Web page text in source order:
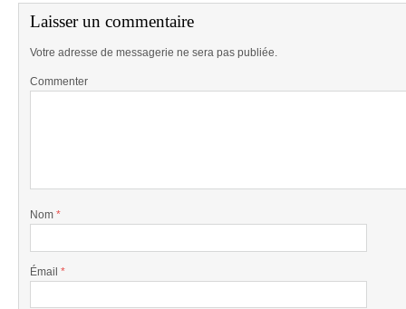
Laisser un commentaire
Votre adresse de messagerie ne sera pas publiée.
Commenter
Nom *
Émail *